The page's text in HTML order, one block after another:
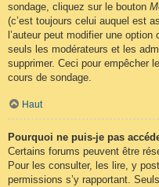
sondage, cliquez sur le bouton
(c’est toujours celui auquel est
l’auteur peut modifier une
seuls les modérateurs et les
supprimer. Ceci pour empêcher
cours de sondage.
Haut
Pourquoi ne puis-je pas
Certains forums peuvent être
Pour les consulter, les lire, y
permissions s’y rapportant.